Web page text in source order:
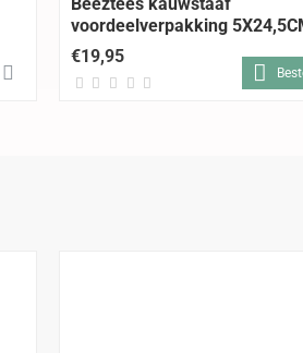
voordeelverpakking
€19,95